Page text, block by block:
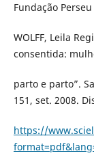
Fundação
WOLFF, Leila
consentida:
parto e parto”.
151, set. 2008.
https://